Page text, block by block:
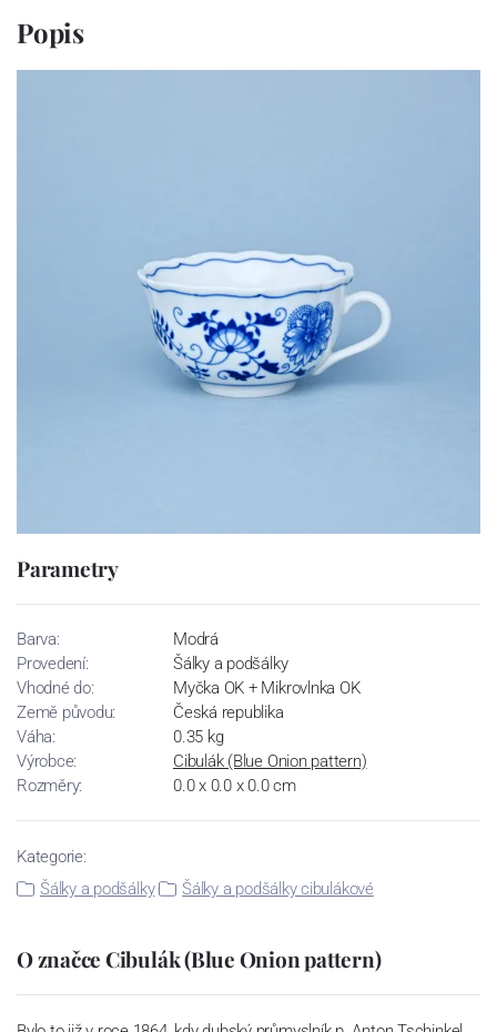
Popis
Parametry
Barva:
Modrá
Provedení:
Šálky a podšálky
Vhodné do:
Myčka OK + Mikrovlnka OK
Země původu:
Česká republika
Váha:
0.35 kg
Výrobce:
Cibulák (Blue Onion pattern)
Rozměry:
0.0 x 0.0 x 0.0 cm
Kategorie:
Šálky a podšálky
Šálky a podšálky cibulákové
O značce Cibulák (Blue Onion pattern)